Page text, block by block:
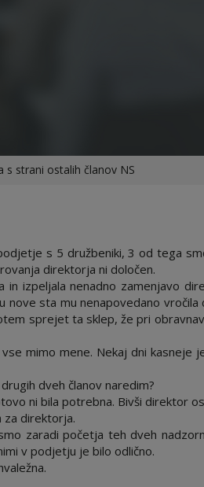
s strani ostalih članov NS
s 5 družbeniki, 3 od tega
direktorja ni določen.
in izpeljala nenadno zamenjavo
nove sta mu nenapovedano
sprejet ta sklep, že pri
mimo mene. Nekaj dni kasneje
dveh članov naredim?
ni bila potrebna. Bivši direktor
za direktorja.
zaradi početja teh dveh
v podjetju je bilo odlično.